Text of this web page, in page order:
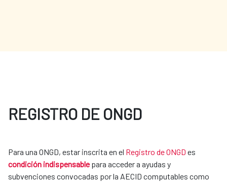
REGISTRO DE ONGD
Para una ONGD, estar inscrita en el Registro de ONGD es
condición indispensable para acceder a ayudas y
subvenciones convocadas por la AECID computables como